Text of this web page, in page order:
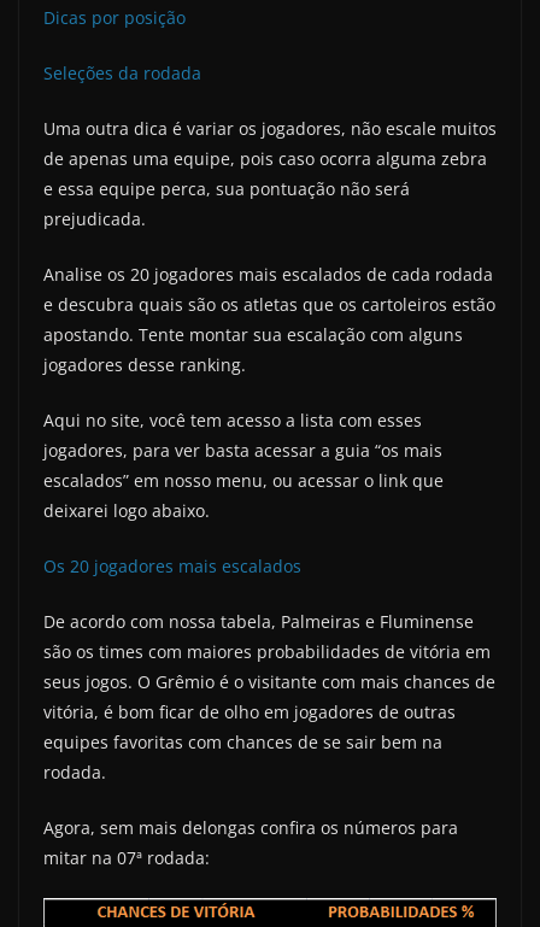
Dicas por posição
Seleções da rodada
Uma outra dica é variar os jogadores, não escale muitos
de apenas uma equipe, pois caso ocorra alguma zebra
e essa equipe perca, sua pontuação não será
prejudicada.
Analise os 20 jogadores mais escalados de cada rodada
e descubra quais são os atletas que os cartoleiros estão
apostando. Tente montar sua escalação com alguns
jogadores desse ranking.
Aqui no site, você tem acesso a lista com esses
jogadores, para ver basta acessar a guia “os mais
escalados” em nosso menu, ou acessar o link que
deixarei logo abaixo.
Os 20 jogadores mais escalados
De acordo com nossa tabela, Palmeiras e Fluminense
são os times com maiores probabilidades de vitória em
seus jogos. O Grêmio é o visitante com mais chances de
vitória, é bom ficar de olho em jogadores de outras
equipes favoritas com chances de se sair bem na
rodada.
Agora, sem mais delongas confira os números para
mitar na 07ª rodada: